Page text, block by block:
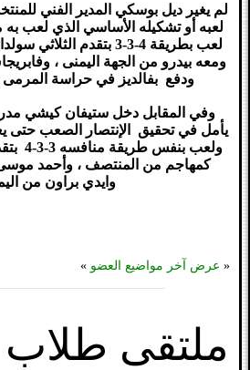
لم يغير ديل بوسكي المدير الفني
لعبه أو تشكيله الأساسي الذي لعب به
لعب بطريقة 4-3-3 بتقدم
ومعه بيدرو من الجهة اليمنى ،
ودفع بفالديز في حراسة
وفي المقابل دخل ستيفان كيشي مدرب
يأمل في تحقيق الإنتصار الصعب حتى
ولعب بنفس طريقة منافسه 4-3-3
كمهاجم من المنتصف ، وأحمد
وايدي براون من
« عرض آخر مواضيع العضو »
ملتقى